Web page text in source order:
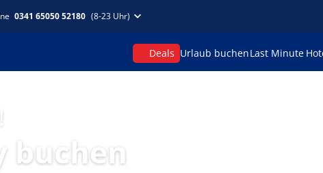
0341 65050 52180 (8-23 Uhr)
Deals Urlaub buchenLast Minute
buchen